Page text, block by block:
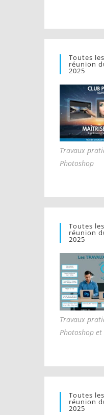
Toutes
réunion
2025
Travaux
Photoshop
Toutes
réunion
2025
Travaux
Photoshop
Toutes
réunion
2025